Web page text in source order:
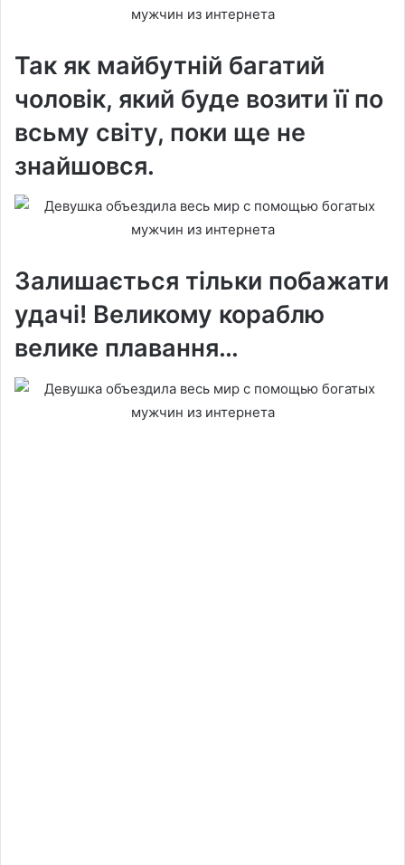
Так як майбутній багатий
чоловік, який буде возити її по
всьму світу, поки ще не
знайшовся.
Залишається тільки побажати
удачі! Великому кораблю
велике плавання…